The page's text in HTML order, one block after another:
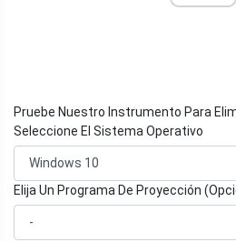
Pruebe Nuestro Instrumento Para
Seleccione El Sistema Operativo
Elija Un Programa De Proyección